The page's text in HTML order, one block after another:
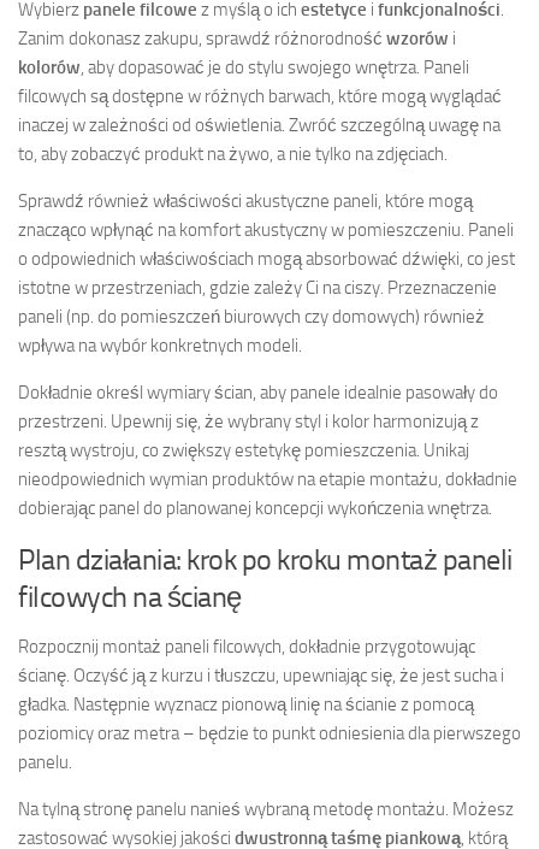
Wybierz panele filcowe z myślą o ich estetyce i funkcjonalności.
Zanim dokonasz zakupu, sprawdź różnorodność wzorów i
kolorów, aby dopasować je do stylu swojego wnętrza. Paneli
filcowych są dostępne w różnych barwach, które mogą wyglądać
inaczej w zależności od oświetlenia. Zwróć szczególną uwagę na
to, aby zobaczyć produkt na żywo, a nie tylko na zdjęciach.
Sprawdź również właściwości akustyczne paneli, które mogą
znacząco wpłynąć na komfort akustyczny w pomieszczeniu. Paneli
o odpowiednich właściwościach mogą absorbować dźwięki, co jest
istotne w przestrzeniach, gdzie zależy Ci na ciszy. Przeznaczenie
paneli (np. do pomieszczeń biurowych czy domowych) również
wpływa na wybór konkretnych modeli.
Dokładnie określ wymiary ścian, aby panele idealnie pasowały do
przestrzeni. Upewnij się, że wybrany styl i kolor harmonizują z
resztą wystroju, co zwiększy estetykę pomieszczenia. Unikaj
nieodpowiednich wymian produktów na etapie montażu, dokładnie
dobierając panel do planowanej koncepcji wykończenia wnętrza.
Plan działania: krok po kroku montaż paneli
filcowych na ścianę
Rozpocznij montaż paneli filcowych, dokładnie przygotowując
ścianę. Oczyść ją z kurzu i tłuszczu, upewniając się, że jest sucha i
gładka. Następnie wyznacz pionową linię na ścianie z pomocą
poziomicy oraz metra – będzie to punkt odniesienia dla pierwszego
panelu.
Na tylną stronę panelu nanieś wybraną metodę montażu. Możesz
zastosować wysokiej jakości dwustronną taśmę piankową, którą